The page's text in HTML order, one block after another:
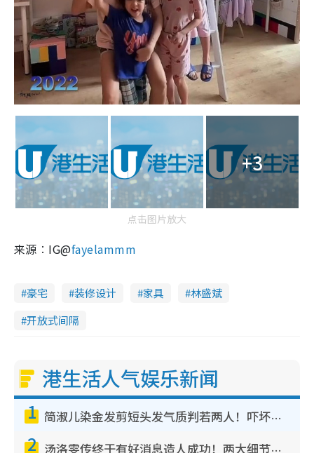
+3
点击图片放大
来源︰IG@fayelammm
豪宅 装修设计 家具
林盛斌
开放式间隔
港生活人气娱乐新闻
1 简淑儿染金发剪短头发气质判若两人！吓坏老公麦大力都认不出：“你做什么？”
2